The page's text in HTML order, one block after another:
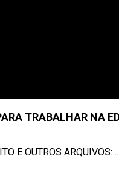
TRABALHAR NA
E OUTROS ARQUIVOS: ...